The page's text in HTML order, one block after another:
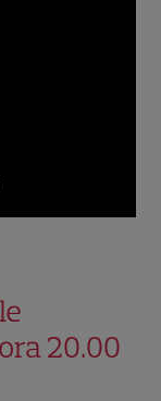
20.00